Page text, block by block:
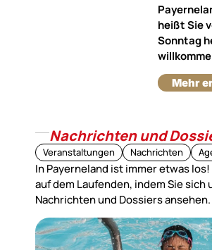
heißt Sie
Sonntag
Mehr
Nachrichten und
Veranstaltungen Nachrichten
In Payerneland ist immer etwas
auf dem Laufenden, indem Sie sich
Nachrichten und Dossiers ansehen.